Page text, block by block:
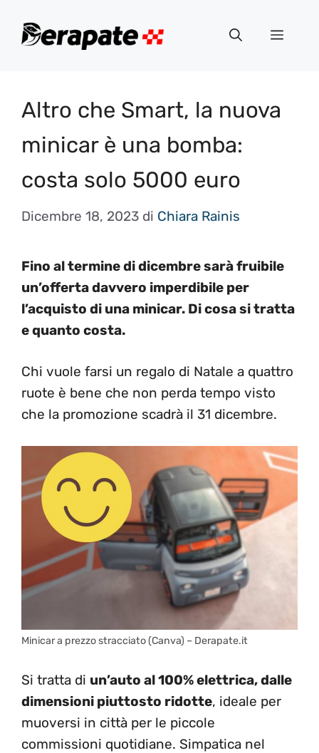
Menu
Altro che Smart, la nuova
minicar è una bomba:
costa solo 5000 euro
Dicembre 18, 2023 di Chiara Rainis
Fino al termine di dicembre sarà fruibile
un’offerta davvero imperdibile per
l’acquisto di una minicar. Di cosa si tratta
e quanto costa.
Chi vuole farsi un regalo di Natale a quattro
ruote è bene che non perda tempo visto
che la promozione scadrà il 31 dicembre.
Minicar a prezzo stracciato (Canva) – Derapate.it
Si tratta di un’auto al 100% elettrica, dalle
dimensioni piuttosto ridotte, ideale per
muoversi in città per le piccole
commissioni quotidiane. Simpatica nel